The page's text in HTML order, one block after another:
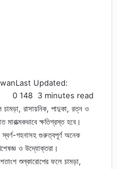
Last Updated:
0 148 3 minutes read
চামড়া, রাসায়নিক, পাদুকা, রত্ন ও
মারাত্মকভাবে ক্ষতিগ্রস্ত হবে।
স্বর্ণ-গহনাসহ গুরুত্বপূর্ণ অনেক
ও উদ্যোক্তরা।
শতাংশ শুল্কারোপের ফলে চামড়া,